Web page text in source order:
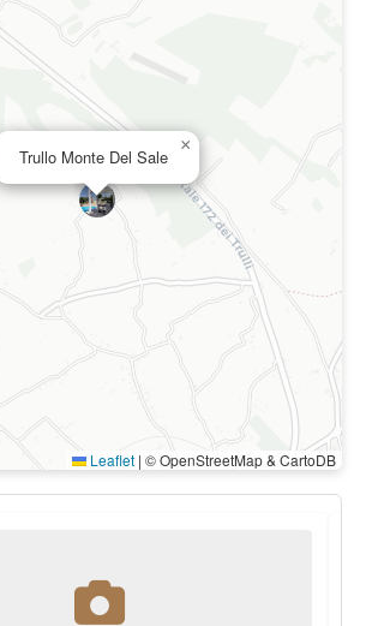
Trullo Monte Del Sale
×
Leaflet | © OpenStreetMap & CartoDB